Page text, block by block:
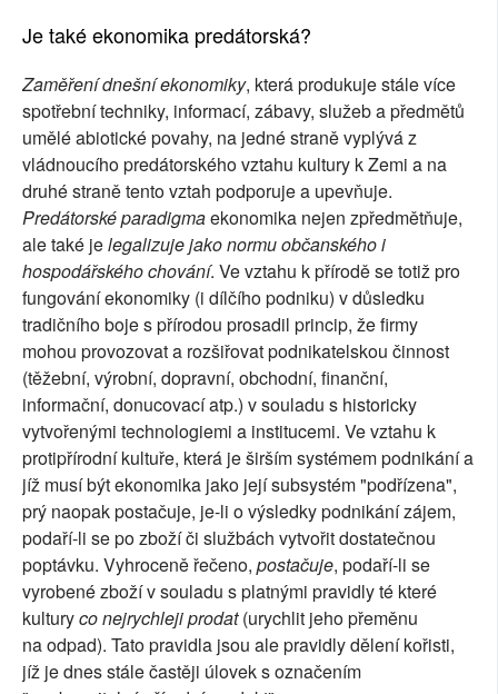
Je také ekonomika predátorská?
Zaměření dnešní ekonomiky, která produkuje stále více
spotřební techniky, informací, zábavy, služeb a předmětů
umělé abiotické povahy, na jedné straně vyplývá z
vládnoucího predátorského vztahu kultury k Zemi a na
druhé straně tento vztah podporuje a upevňuje.
Predátorské paradigmaekonomika nejen zpředmětňuje,
ale také jelegalizuje jako normu občanského i
hospodářského chování. Ve vztahu k přírodě se totiž pro
fungování ekonomiky (i dílčího podniku) v důsledku
tradičního boje s přírodou prosadil princip, že firmy
mohou provozovat a rozšiřovat podnikatelskou činnost
(těžební, výrobní, dopravní, obchodní, finanční,
informační, donucovací atp.) v souladu s historicky
vytvořenými technologiemi a institucemi. Ve vztahu k
protipřírodní kultuře, která je širším systémem podnikání a
jíž musí být ekonomika jako její subsystém "podřízena",
prý naopak postačuje, je-li o výsledky podnikání zájem,
podaří-li se po zboží či službách vytvořit dostatečnou
poptávku. Vyhroceně řečeno, postačuje, podaří-li se
vyrobené zboží v souladu s platnými pravidly té které
kulturyco nejrychleji prodat(urychlit jeho přeměnu
na odpad). Tato pravidla jsou ale pravidly dělení kořisti,
jíž je dnes stále častěji úlovek s označením